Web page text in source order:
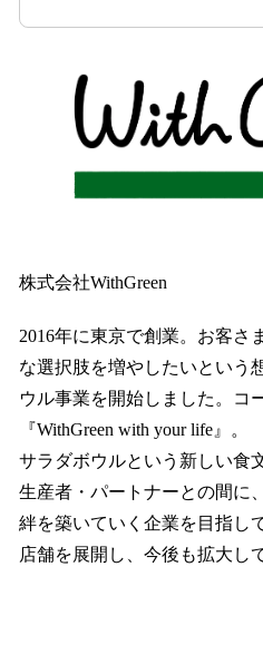
株式会社WithGreen
2016年に東京で創業。お客さ
な選択肢を増やしたいという
ウル事業を開始しました。コ
『WithGreen with your life』。
サラダボウルという新しい食
生産者・パートナーとの間に
絆を築いていく企業を目指し
店舗を展開し、今後も拡大し